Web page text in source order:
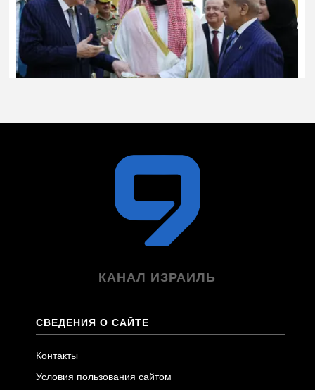
КАНАЛ ИЗРАИЛЬ
СВЕДЕНИЯ О САЙТЕ
Контакты
Условия пользования сайтом